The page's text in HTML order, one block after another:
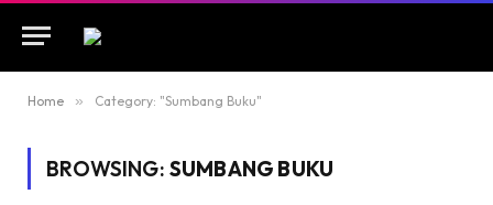
Home » Category: "Sumbang Buku"
BROWSING: SUMBANG BUKU